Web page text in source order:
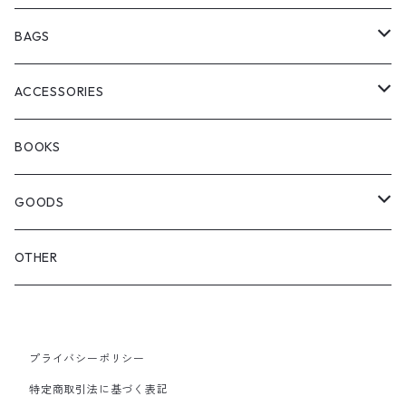
ChaosFissingClubxALLMOSTBLACK
WOODBLOCK
SEDAN ALL-PURPOSE
KICKS
BOOTS
BAGS
BACKPACK
SHOULDER
OTHER BAGS
ACCESSORIES
EYE WEAR
CAP&HAT
GLOVES&SCARF
SHOULDER
BOOKS
GOODS
TOY
PINS& PINBACK
OTHER
プライバシーポリシー
特定商取引法に基づく表記